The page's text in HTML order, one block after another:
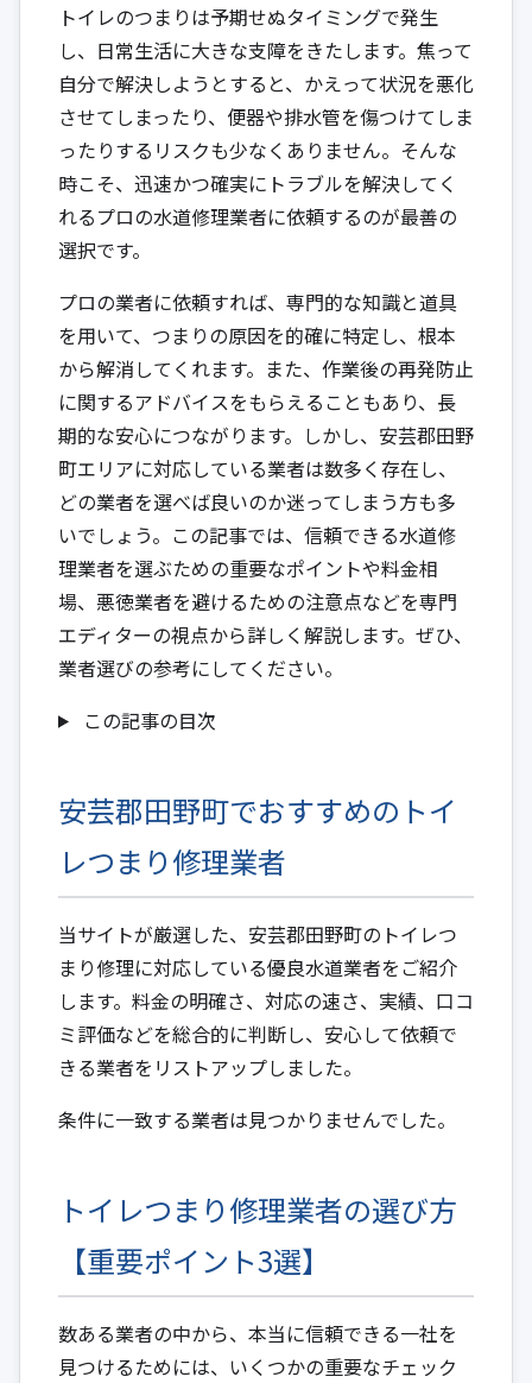
トイレのつまりは予期せぬタイミングで発生
し、日常生活に大きな支障をきたします。焦って
自分で解決しようとすると、かえって状況を悪化
させてしまったり、便器や排水管を傷つけてしま
ったりするリスクも少なくありません。そんな
時こそ、迅速かつ確実にトラブルを解決してく
れるプロの水道修理業者に依頼するのが最善の
選択です。
プロの業者に依頼すれば、専門的な知識と道具
を用いて、つまりの原因を的確に特定し、根本
から解消してくれます。また、作業後の再発防止
に関するアドバイスをもらえることもあり、長
期的な安心につながります。しかし、安芸郡田野
町エリアに対応している業者は数多く存在し、
どの業者を選べば良いのか迷ってしまう方も多
いでしょう。この記事では、信頼できる水道修
理業者を選ぶための重要なポイントや料金相
場、悪徳業者を避けるための注意点などを専門
エディターの視点から詳しく解説します。ぜひ、
業者選びの参考にしてください。
この記事の目次
安芸郡田野町でおすすめのトイ
レつまり修理業者
当サイトが厳選した、安芸郡田野町のトイレつ
まり修理に対応している優良水道業者をご紹介
します。料金の明確さ、対応の速さ、実績、口コ
ミ評価などを総合的に判断し、安心して依頼で
きる業者をリストアップしました。
条件に一致する業者は見つかりませんでした。
トイレつまり修理業者の選び方
【重要ポイント3選】
数ある業者の中から、本当に信頼できる一社を
見つけるためには、いくつかの重要なチェック